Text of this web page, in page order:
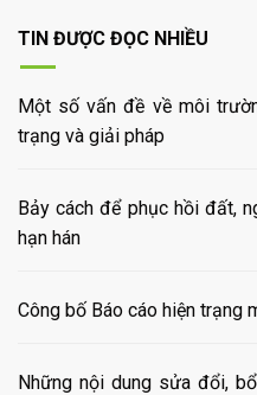
TIN ĐƯỢC ĐỌC NHIỀU
Một số vấn đề về môi
trạng và giải pháp
Bảy cách để phục hồi đất,
hạn hán
Công bố Báo cáo hiện trạng
Những nội dung sửa đổi,